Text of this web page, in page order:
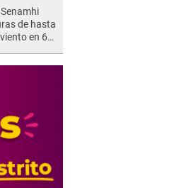
Senamhi
de hasta
en 6